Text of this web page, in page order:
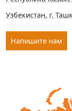
Узбекистан, г.
Напишите нам